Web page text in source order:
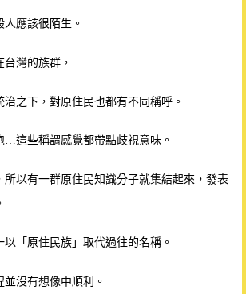
應該很陌生。
灣的族群，
之下， 對原住民也都有不同稱呼。
…這些稱謂感覺都帶點歧視意味。
所以有一群原住民知識分子就集結起來，發表
「原住民族」取代過往的名稱。
沒有想像中順利。